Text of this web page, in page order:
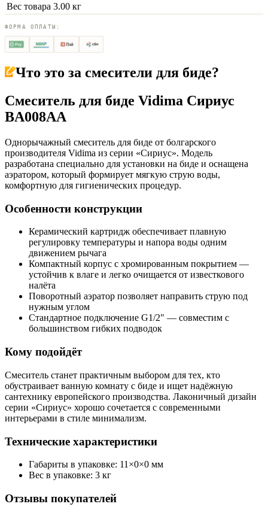
Вес товара 3.00 кг
ФОРМА ОПЛАТЫ:
Что это за смесители для биде?
Смеситель для биде Vidima Сириус
BA008AA
Однорычажный смеситель для биде от болгарского
производителя Vidima из серии «Сириус». Модель
разработана специально для установки на биде и оснащена
аэратором, который формирует мягкую струю воды,
комфортную для гигиенических процедур.
Особенности конструкции
Керамический картридж обеспечивает плавную
регулировку температуры и напора воды одним
движением рычага
Компактный корпус с хромированным покрытием —
устойчив к влаге и легко очищается от известкового
налёта
Поворотный аэратор позволяет направить струю под
нужным углом
Стандартное подключение G1/2" — совместим с
большинством гибких подводок
Кому подойдёт
Смеситель станет практичным выбором для тех, кто
обустраивает ванную комнату с биде и ищет надёжную
сантехнику европейского производства. Лаконичный дизайн
серии «Сириус» хорошо сочетается с современными
интерьерами в стиле минимализм.
Технические характеристики
Габариты в упаковке: 11×0×0 мм
Вес в упаковке: 3 кг
Отзывы покупателей